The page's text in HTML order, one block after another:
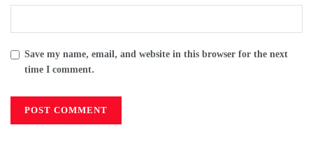
Save my name, email, and website in this browser for the next
time I comment.